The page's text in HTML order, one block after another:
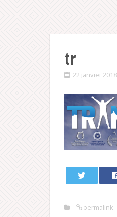
tr
22 janvier 2018
permalink